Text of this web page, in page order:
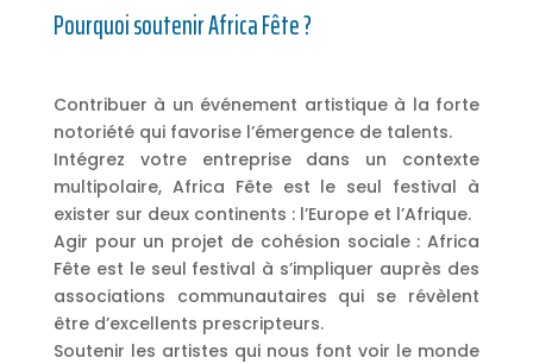
Pourquoi soutenir Africa Fête ?
Contribuer à un événement artistique à la forte
notoriété qui favorise l’émergence de talents.
Intégrez votre entreprise dans un contexte
multipolaire, Africa Fête est le seul festival à
exister sur deux continents : l’Europe et l’Afrique.
Agir pour un projet de cohésion sociale : Africa
Fête est le seul festival à s’impliquer auprès des
associations communautaires qui se révèlent
être d’excellents prescripteurs.
Soutenir les artistes qui nous font voir le monde